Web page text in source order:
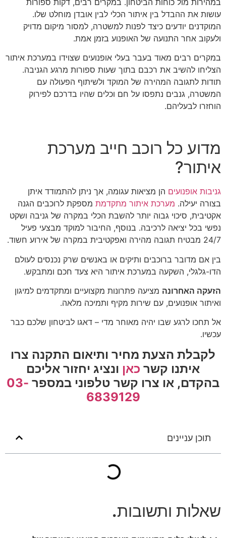
במהירות מול כוחות הביטחון. במקרים רבים, דקות ספורות
עושות את ההבדל בין איתור הכלי לבין אובדן מוחלט שלו.
המוקדנים יודעים כיצד לפנות למשטרה, למסור מיקום מדויק
ולעקוב אחר התנועה של האופנוע בזמן אמת.
במקרים רבים מאוד בעבר בעלי אופנועים שצוידו במערכת איתור
הצליחו להשיב את רכבם בתוך שעות ספורות מרגע הגניבה.
תודות לתגובה המהירה של המוקד ולשיתוף הפעולה עם
המשטרה, גנבים נתפסו על חם וכלים שהיו בדרכם לפירוק
הוחזרו לבעליהם.
מדוע כל רוכב חייב מערכת
איתור?
גניבות אופנועים הן מציאות עגומה, אך ניתן להתמודד איתן
בצורה יעילה. מערכת איתור מתקדמת מספקת לרוכבים הגנה
אקטיבית, סיכוי גבוה יותר להשבת הכלי במקרה של גניבה ושקט
נפשי בכל יציאה לרכיבה. בנוסף, החיבור למוקד מבצעי פעיל
24/7 מבטיח תגובה מהירה ואפקטיבית במקרה של אירוע חשוד.
בין אם מדובר ברוכבים ותיקים או באנשים שרק נכנסים לעולם
הדו-גלגלי, השקעה במערכת איתור היא צעד חכם ומתבקש.
הזעקה האחרונה מציעה פתרונות מקצועיים ומתקדמים למיגון
ואיתור אופנועים, עם שירות מקיף ותמיכה מלאה.
אל תחכו לרגע שבו יהיה מאוחר מדי – דאגו לביטחון שלכם כבר
עכשיו.
לקבלת הצעת מחיר ותיאום התקנה צרו
איתנו קשר כאן ונציג יחזור אליכם
בהקדם, או צרו קשר טלפוני במספר 03-
6839129
תוכן עניינים
שאלות ותשובות.